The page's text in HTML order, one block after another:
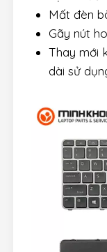
Mất đèn
Gãy nút
Thay mới
dài sử